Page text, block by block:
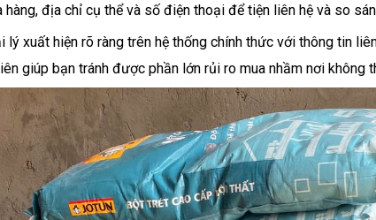
địa chỉ cụ thể và số điện thoại để tiện liên hệ và so
lý xuất hiện rõ ràng trên hệ thống chính thức với thông tin
giúp bạn tránh được phần lớn rủi ro mua nhầm nơi không